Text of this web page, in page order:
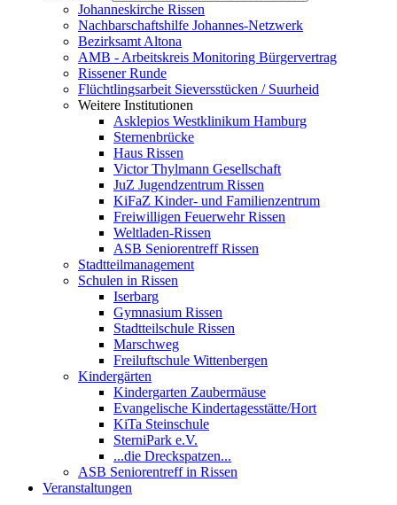
Johanneskirche Rissen
Nachbarschaftshilfe Johannes-Netzwerk
Bezirksamt Altona
AMB - Arbeitskreis Monitoring Bürgervertrag
Rissener Runde
Flüchtlingsarbeit Sieversstücken / Suurheid
Weitere Institutionen
Asklepios Westklinikum Hamburg
Sternenbrücke
Haus Rissen
Victor Thylmann Gesellschaft
JuZ Jugendzentrum Rissen
KiFaZ Kinder- und Familienzentrum
Freiwilligen Feuerwehr Rissen
Weltladen-Rissen
ASB Seniorentreff Rissen
Stadtteilmanagement
Schulen in Rissen
Iserbarg
Gymnasium Rissen
Stadtteilschule Rissen
Marschweg
Freiluftschule Wittenbergen
Kindergärten
Kindergarten Zaubermäuse
Evangelische Kindertagesstätte/Hort
KiTa Steinschule
SterniPark e.V.
...die Dreckspatzen...
ASB Seniorentreff in Rissen
Veranstaltungen